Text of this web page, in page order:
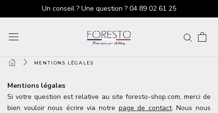
Un conseil ? Une question ? 04 89 02 61 25
MENTIONS LÉGALES
Mentions légales
Si votre question est relative au site foresto-shop.com, merci de
bien vouloir nous écrire via notre page de contact. Nous nous